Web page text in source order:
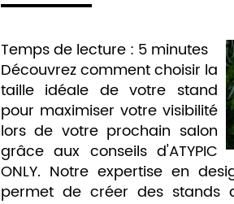
Temps de lecture : 5 minutes
Découvrez comment choisir la
taille idéale de votre stand
pour maximiser votre visibilité
lors de votre prochain salon
grâce aux conseils d'ATYPIC
ONLY. Notre expertise en
permet de créer des stands